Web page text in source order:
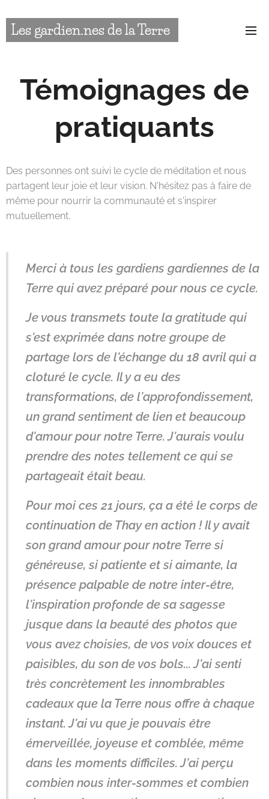
Les gardien.nes de la Terre
Témoignages de
pratiquants
Des personnes ont suivi le cycle de méditation et nous
partagent leur joie et leur vision. N'hésitez pas à faire de
même pour nourrir la communauté et s'inspirer
mutuellement.
Merci à tous les gardiens gardiennes de la
Terre qui avez préparé pour nous ce cycle.
Je vous transmets toute la gratitude qui
s'est exprimée dans notre groupe de
partage lors de l'échange du 18 avril qui a
cloturé le cycle. Il y a eu des
transformations, de l'approfondissement,
un grand sentiment de lien et beaucoup
d'amour pour notre Terre. J'aurais voulu
prendre des notes tellement ce qui se
partageait était beau.
Pour moi ces 21 jours, ça a été le corps de
continuation de Thay en action ! Il y avait
son grand amour pour notre Terre si
généreuse, si patiente et si aimante, la
présence palpable de notre inter-être,
l'inspiration profonde de sa sagesse
jusque dans la beauté des photos que
vous avez choisies, de vos voix douces et
paisibles, du son de vos bols... J'ai senti
très concrètement les innombrables
cadeaux que la Terre nous offre à chaque
instant. J'ai vu que je pouvais être
émerveillée, joyeuse et comblée, même
dans les moments difficiles. J'ai perçu
combien nous inter-sommes et combien